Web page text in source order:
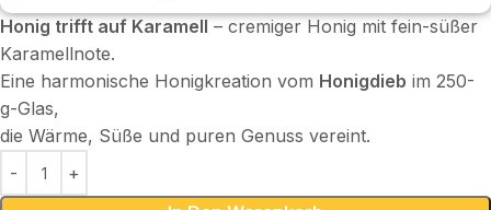
Honig trifft auf Karamell – cremiger Honig mit fein-süßer
Karamellnote.
Eine harmonische Honigkreation vom Honigdieb im 250-
g-Glas,
die Wärme, Süße und puren Genuss vereint.